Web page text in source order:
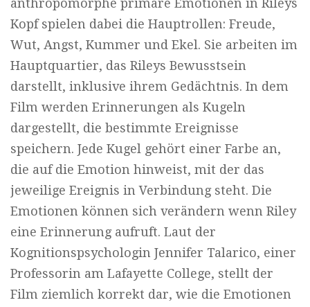
anthropomorphe primäre Emotionen in Rileys
Kopf spielen dabei die Hauptrollen: Freude,
Wut, Angst, Kummer und Ekel. Sie arbeiten im
Hauptquartier, das Rileys Bewusstsein
darstellt, inklusive ihrem Gedächtnis. In dem
Film werden Erinnerungen als Kugeln
dargestellt, die bestimmte Ereignisse
speichern. Jede Kugel gehört einer Farbe an,
die auf die Emotion hinweist, mit der das
jeweilige Ereignis in Verbindung steht. Die
Emotionen können sich verändern wenn Riley
eine Erinnerung aufruft. Laut der
Kognitionspsychologin Jennifer Talarico, einer
Professorin am Lafayette College, stellt der
Film ziemlich korrekt dar, wie die Emotionen